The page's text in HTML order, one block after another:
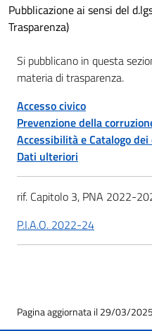
Pubblicazione ai sensi del
Trasparenza)
Si pubblicano in questa
materia di trasparenza.
Accesso civico
Prevenzione della
Accessibilità e Catalogo
Dati ulteriori
rif. Capitolo 3, PNA 2022-
P.I.A.O. 2022-24
Pagina aggiornata il 29/03/2025